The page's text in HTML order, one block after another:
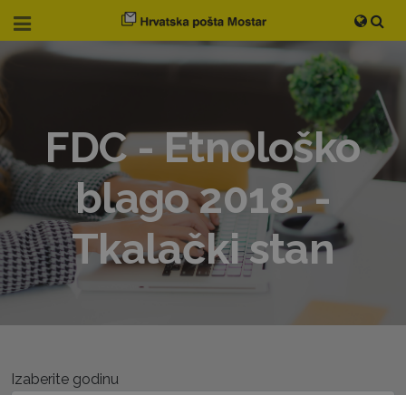
FDC - Etnološko
blago 2018. -
Tkalački stan
Izaberite godinu